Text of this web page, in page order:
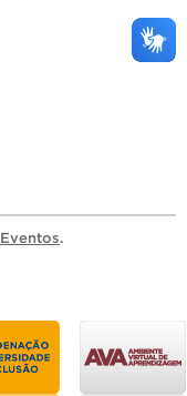
Eventos.